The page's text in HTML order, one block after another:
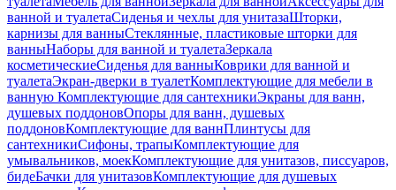
ванной и туалетаСиденья и чехлы для унитазаШторки,
карнизы для ванныСтеклянные, пластиковые шторки для
ванныНаборы для ванной и туалетаЗеркала
косметическиеСиденья для ванныКоврики для ванной и
туалетаЭкран-дверки в туалетКомплектующие для мебели в
ванную Комплектующие для сантехникиЭкраны для ванн,
душевых поддоновОпоры для ванн, душевых
поддоновКомплектующие для ваннПлинтусы для
сантехникиСифоны, трапыКомплектующие для
умывальников, моекКомплектующие для унитазов, писсуаров,
бидеБачки для унитазовКомплектующие для душевых